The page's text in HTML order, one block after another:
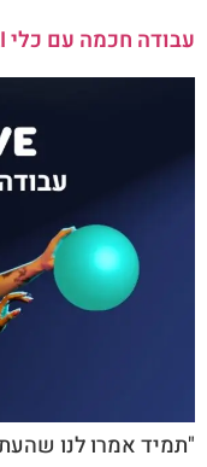
עבודה חכמה עם כלי AI
"תמיד אמרו לנו